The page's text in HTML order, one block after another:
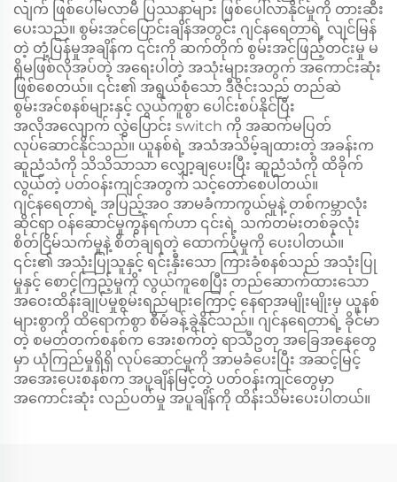
လျက် ဖြစ်ပေါ်မလာမီ ပြဿနာများ ဖြစ်ပေါ်လာနိုင်မှုကို တားဆီး
ပေးသည်။ စွမ်းအင်ပြောင်းချိန်အတွင်း ဂျင်နရေတာရဲ့ လျင်မြန်
တဲ့ တုံ့ပြန်မှုအချိန်က ၎င်းကို ဆက်တိုက် စွမ်းအင်ဖြည့်တင်းမှု မ
ရှိမဖြစ်လိုအပ်တဲ့ အရေးပါတဲ့ အသုံးများအတွက် အကောင်းဆုံး
ဖြစ်စေတယ်။ ၎င်း၏ အရွယ်စုံသော ဒီဇိုင်းသည် တည်ဆဲ
စွမ်းအင်စနစ်များနှင့် လွယ်ကူစွာ ပေါင်းစပ်နိုင်ပြီး
အလိုအလျောက် လွှဲပြောင်း switch ကို အဆက်မပြတ်
လုပ်ဆောင်နိုင်သည်။ ယူနစ်ရဲ့ အသံအသိမ့်ချထားတဲ့ အခန်းက
ဆူညံသံကို သိသိသာသာ လျှော့ချပေးပြီး ဆူညံသံကို ထိခိုက်
လွယ်တဲ့ ပတ်ဝန်းကျင်အတွက် သင့်တော်စေပါတယ်။
ဂျင်နရေတာရဲ့ အပြည့်အဝ အာမခံကာကွယ်မှုနဲ့ တစ်ကမ္ဘာလုံး
ဆိုင်ရာ ဝန်ဆောင်မှုကွန်ရက်ဟာ ၎င်းရဲ့ သက်တမ်းတစ်ခုလုံး
စိတ်ငြိမ်သက်မှုနဲ့ စိတ်ချရတဲ့ ထောက်ပံ့မှုကို ပေးပါတယ်။
၎င်း၏ အသုံးပြုသူနှင့် ရင်းနှီးသော ကြားခံစနစ်သည် အသုံးပြု
မှုနှင့် စောင့်ကြည့်မှုကို လွယ်ကူစေပြီး တည်ဆောက်ထားသော
အဝေးထိန်းချုပ်မှုစွမ်းရည်များကြောင့် နေရာအမျိုးမျိုးမှ ယူနစ်
များစွာကို ထိရောက်စွာ စီမံခန့်ခွဲနိုင်သည်။ ဂျင်နရေတာရဲ့ ခိုင်မာ
တဲ့ စမတ်တက်စနစ်က အေးစက်တဲ့ ရာသီဥတု အခြေအနေတွေ
မှာ ယုံကြည်မှုရှိရှိ လုပ်ဆောင်မှုကို အာမခံပေးပြီး အဆင့်မြင့်
အအေးပေးစနစ်က အပူချိန်မြင့်တဲ့ ပတ်ဝန်းကျင်တွေမှာ
အကောင်းဆုံး လည်ပတ်မှု အပူချိန်ကို ထိန်းသိမ်းပေးပါတယ်။